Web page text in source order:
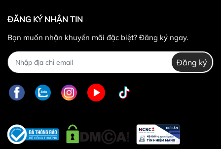
ĐĂNG KÝ NHẬN TIN
Bạn muốn nhận khuyến mãi đặc biệt? Đăng ký ngay.
Đăng ký